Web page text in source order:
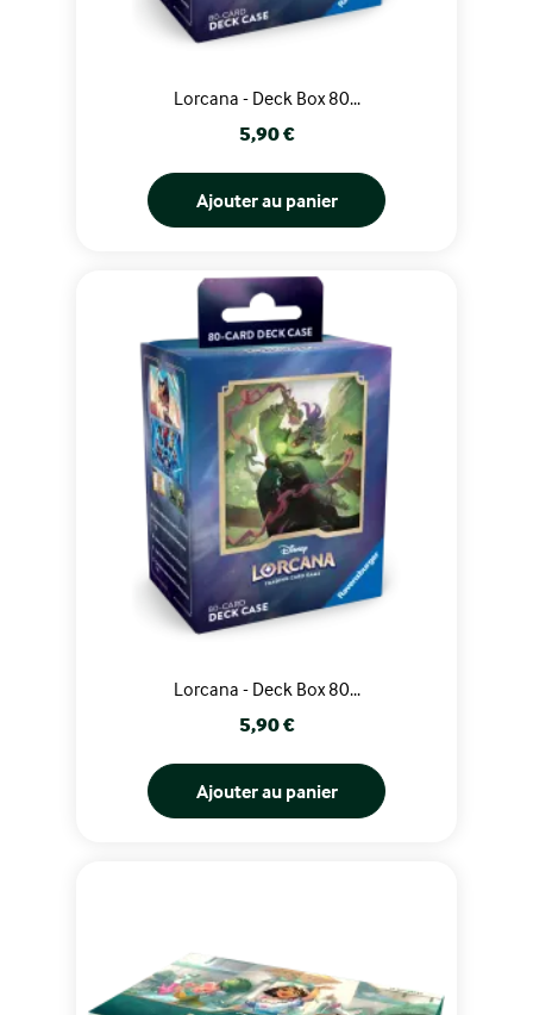
Lorcana - Deck Box 80...
Prix
5,90 €
Ajouter au panier
Lorcana - Deck Box 80...
Prix
5,90 €
Ajouter au panier